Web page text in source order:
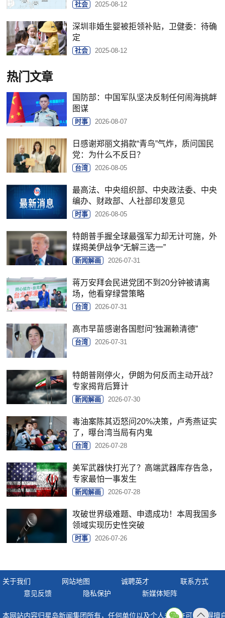
社会 2025-08-12
深圳非婚生婴被拒领补贴，卫健委：待确
定
社会 2025-08-12
热门文章
国防部：中国军队坚决反制任何闹海挑衅
图谋
时事 2026-08-07
日感谢郑丽文捐款“青鸟”气炸，质问国民
党：为什么不反日？
台湾 2026-08-05
最高法、中央组织部、中央政法委、中央
编办、财政部、人社部印发意见
时事 2026-08-05
特朗普手握全球最强军力却无计可施，外
媒揭美伊战争“无解三选一”
新闻解画 2026-07-31
蒋万安拜会民进党团不到20分钟被请离
场，他看穿绿营策略
台湾 2026-07-31
高市早苗感谢各国慰问“独漏赖清德”
台湾 2026-07-31
特朗普刚停火，伊朗为何反而主动开战？
专家揭背后算计
新闻解画 2026-07-30
毒油案陈其迈怒问20%决策，卢秀燕证实
了，曝台湾当局有内鬼
台湾 2026-07-28
美军武器快打光了？高端武器库存告急，
专家最怕一事发生
新闻解画 2026-07-28
攻破世界级难题、申遗成功！本周我国多
领域实现历史性突破
时事 2026-07-26
关于我们 网站地图 诚聘英才
联系方式
意见反馈
隐私保护 新媒体矩阵
本网站内容归星岛新闻集团所有，任何单位以及个人未经许可，不得擅